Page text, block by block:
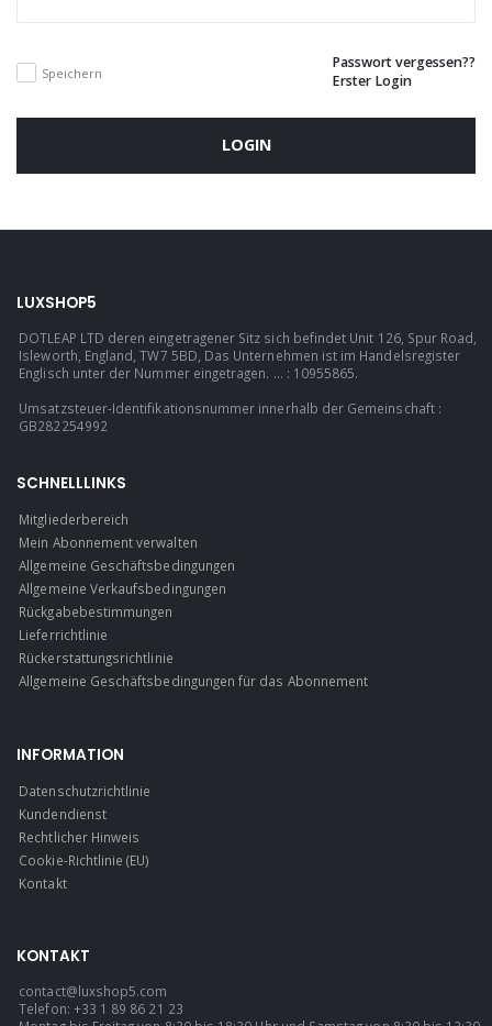
Speichern
Passwort vergessen??
Erster Login
LOGIN
LUXSHOP5
DOTLEAP LTD deren eingetragener Sitz sich befindet Unit 126, Spur Road,
Isleworth, England, TW7 5BD, Das Unternehmen ist im Handelsregister
Englisch unter der Nummer eingetragen. ... : 10955865.
Umsatzsteuer-Identifikationsnummer innerhalb der Gemeinschaft :
GB282254992
SCHNELLLINKS
Mitgliederbereich
Mein Abonnement verwalten
Allgemeine Geschäftsbedingungen
Allgemeine Verkaufsbedingungen
Rückgabebestimmungen
Lieferrichtlinie
Rückerstattungsrichtlinie
Allgemeine Geschäftsbedingungen für das Abonnement
INFORMATION
Datenschutzrichtlinie
Kundendienst
Rechtlicher Hinweis
Cookie-Richtlinie (EU)
Kontakt
KONTAKT
contact@luxshop5.com
Telefon: +33 1 89 86 21 23